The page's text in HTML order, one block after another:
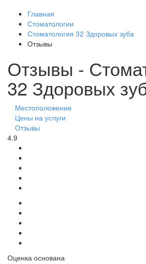
Главная
Стоматологии
Стоматология 32 Здоровых зуба
Отзывы
Отзывы -
32 Здоровых
Местоположение
Цены на услуги
Отзывы
4.9
Оценка основана